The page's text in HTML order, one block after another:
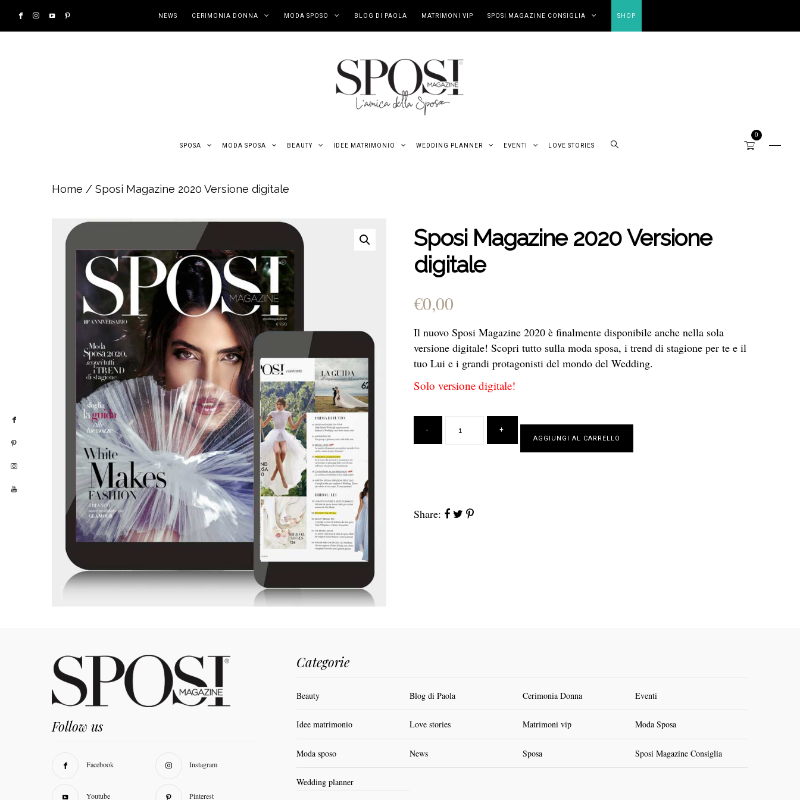
NEWS CERIMONIA DONNA MODA SPOSO BLOG DI PAOLA MATRIMONI VIP SPOSI MAGAZINE CONSIGLIA SHOP
SPOSA MODA SPOSA BEAUTY IDEE MATRIMONIO WEDDING PLANNER EVENTI LOVE STORIES
0
Home / Sposi Magazine 2020 Versione digitale
Sposi Magazine 2020 Versione
digitale
€0,00
Il nuovo Sposi Magazine 2020 è finalmente disponibile anche nella sola
versione digitale! Scopri tutto sulla moda sposa, i trend di stagione per te e il
tuo Lui e i grandi protagonisti del mondo del Wedding.
Solo versione digitale​!
AGGIUNGI AL CARRELLO
Share:
Follow us
Facebook Instagram
Youtube Pinterest
Categorie
Beauty Blog di Paola Cerimonia Donna Eventi
Idee matrimonio Love stories Matrimoni vip Moda Sposa
Moda sposo News Sposa Sposi Magazine Consiglia
Wedding planner